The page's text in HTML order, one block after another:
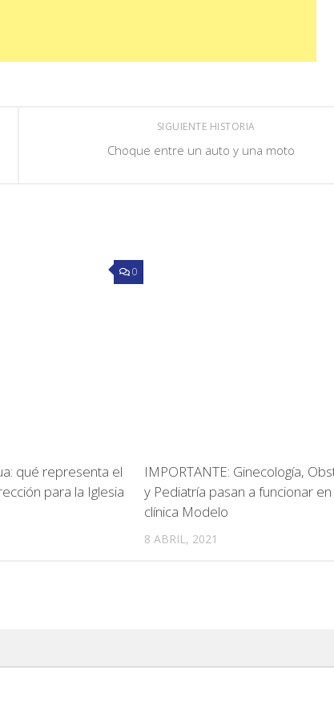
SIGUIENTE HISTORIA
Choque entre un auto y una moto
0
qué representa el
para la Iglesia
IMPORTANTE: Ginecología,
y Pediatría pasan a funcionar en
clínica Modelo
8 ABRIL, 2021